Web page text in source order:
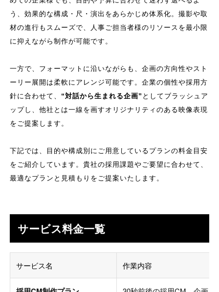
う、効果的な構成・尺・演出をあらかじめ体系化。撮影や取
材の進行もスムーズで、人事ご担当者様のリソースを最小限
に抑えながら制作が可能です。
一方で、フォーマットに沿いながらも、企画の方向性やスト
ーリー展開は柔軟にアレンジ可能です。企業の個性や採用方
針に合わせて、 “対話から生まれる企画” としてブラッシュア
ップし、他社とは一線を画すオリジナリティのある映像表現
をご提案します。
下記では、目的や構成別にご用意しているプランの料金目安
をご紹介しています。貴社の採用課題やご要望に合わせて、
最適なプランと見積もりをご提案いたします。
サービス料金一覧
サービス名 作業内容